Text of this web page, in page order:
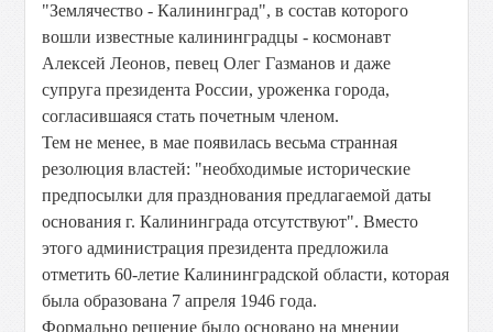
"Землячество - Калининград", в состав которого
вошли известные калининградцы - космонавт
Алексей Леонов, певец Олег Газманов и даже
супруга президента России, уроженка города,
согласившаяся стать почетным членом.
Тем не менее, в мае появилась весьма странная
резолюция властей: "необходимые исторические
предпосылки для празднования предлагаемой даты
основания г. Калининграда отсутствуют". Вместо
этого администрация президента предложила
отметить 60-летие Калининградской области, которая
была образована 7 апреля 1946 года.
Формально решение было основано на мнении